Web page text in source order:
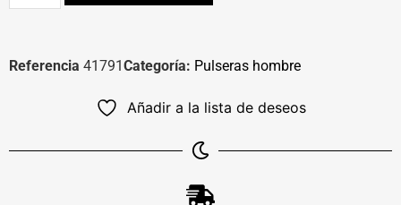
Referencia 41791Categoría: Pulseras hombre
Añadir a la lista de deseos